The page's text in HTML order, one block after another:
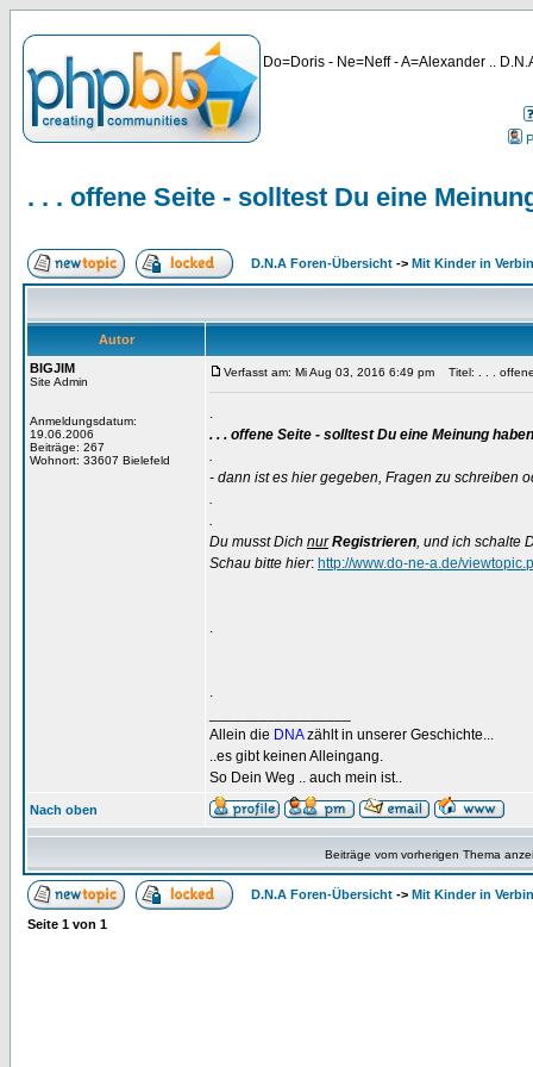
Do=Doris - Ne=Neff - A=Alexander ..
. . . offene Seite - solltest Du eine
D.N.A Foren-Übersicht -> Mit Kinder in
Autor
BIGJIM
Site Admin
Anmeldungsdatum:
19.06.2006
Beiträge: 267
Wohnort: 33607 Bielefeld
Verfasst am: Mi Aug 03, 2016 6:49 pm Titel: . . .
.
. . . offene Seite - solltest Du eine Meinung
.
- dann ist es hier gegeben, Fragen zu schreiben
.
.
Du musst Dich nur Registrieren, und ich schalte
Schau bitte hier: http://www.do-ne-a.de/
.
.
Allein die DNAzählt in unserer Geschichte...
..es gibt keinen Alleingang.
So Dein Weg .. auch mein ist..
Nach oben
Beiträge vom vorherigen Thema
D.N.A Foren-Übersicht -> Mit Kinder in
Seite 1 von 1